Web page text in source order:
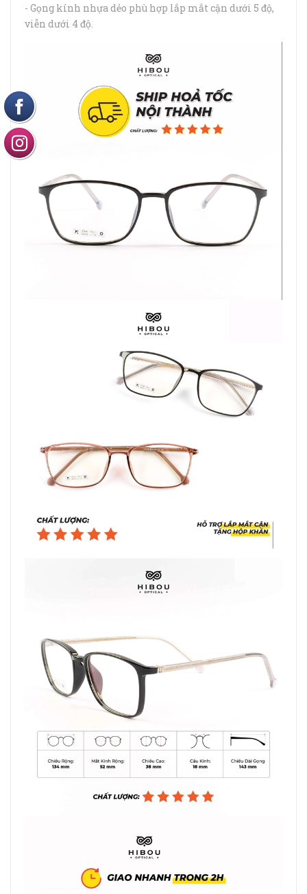
- Gọng kính nhựa dẻo phù hợp lắp mắt cận dưới 5 độ,
viễn dưới 4 độ.